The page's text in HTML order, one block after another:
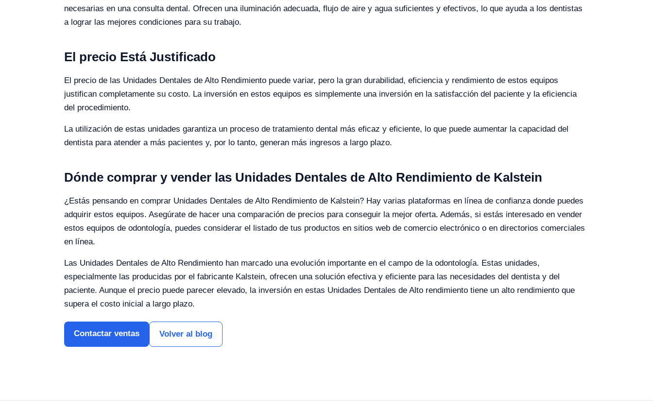
necesarias en una consulta dental. Ofrecen una iluminación adecuada, flujo de aire y agua suficientes y efectivos, lo que ayuda a los dentistas
a lograr las mejores condiciones para su trabajo.
El precio Está Justificado
El precio de las Unidades Dentales de Alto Rendimiento puede variar, pero la gran durabilidad, eficiencia y rendimiento de estos equipos
justifican completamente su costo. La inversión en estos equipos es simplemente una inversión en la satisfacción del paciente y la eficiencia
del procedimiento.
La utilización de estas unidades garantiza un proceso de tratamiento dental más eficaz y eficiente, lo que puede aumentar la capacidad del
dentista para atender a más pacientes y, por lo tanto, generan más ingresos a largo plazo.
Dónde comprar y vender las Unidades Dentales de Alto Rendimiento de Kalstein
¿Estás pensando en comprar Unidades Dentales de Alto Rendimiento de Kalstein? Hay varias plataformas en línea de confianza donde puedes
adquirir estos equipos. Asegúrate de hacer una comparación de precios para conseguir la mejor oferta. Además, si estás interesado en vender
estos equipos de odontología, puedes considerar el listado de tus productos en sitios web de comercio electrónico o en directorios comerciales
en línea.
Las Unidades Dentales de Alto Rendimiento han marcado una evolución importante en el campo de la odontología. Estas unidades,
especialmente las producidas por el fabricante Kalstein, ofrecen una solución efectiva y eficiente para las necesidades del dentista y del
paciente. Aunque el precio puede parecer elevado, la inversión en estas Unidades Dentales de Alto rendimiento tiene un alto rendimiento que
supera el costo inicial a largo plazo.
Contactar ventas Volver al blog